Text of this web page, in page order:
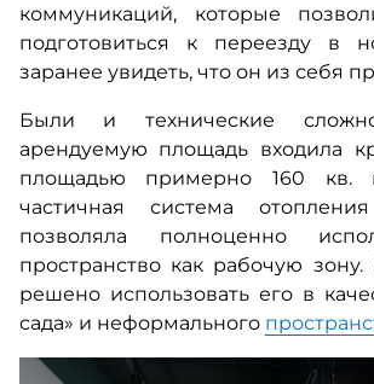
коммуникаций, которые
подготовиться к переезду в
заранее увидеть, что он из себя
Были и технические
арендуемую площадь входила
площадью примерно 160 кв.
частичная система
позволяла полноценно
пространство как рабочую
решено использовать его в
сада» и неформального